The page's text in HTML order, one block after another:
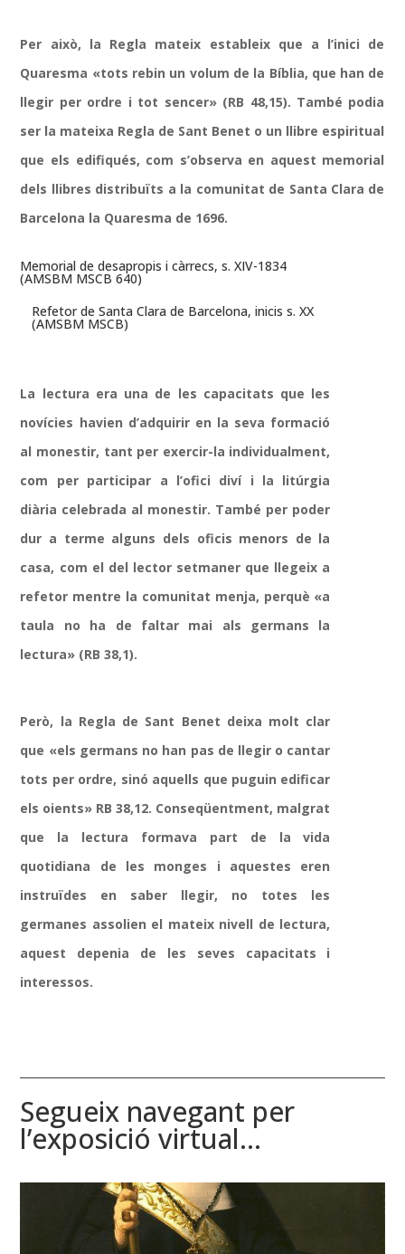
Per això, la Regla mateix estableix que a l’inici de
Quaresma «tots rebin un volum de la Bíblia, que han de
llegir per ordre i tot sencer» (RB 48,15). També podia
ser la mateixa Regla de Sant Benet o un llibre espiritual
que els edifiqués, com s’observa en aquest memorial
dels llibres distribuïts a la comunitat de Santa Clara de
Barcelona la Quaresma de 1696.
Memorial de desapropis i càrrecs, s. XIV-1834
(AMSBM MSCB 640)
Refetor de Santa Clara de Barcelona, inicis s. XX
(AMSBM MSCB)
La lectura era una de les capacitats que les
novícies havien d’adquirir en la seva formació
al monestir, tant per exercir-la individualment,
com per participar a l’ofici diví i la litúrgia
diària celebrada al monestir. També per poder
dur a terme alguns dels oficis menors de la
casa, com el del lector setmaner que llegeix a
refetor mentre la comunitat menja, perquè «a
taula no ha de faltar mai als germans la
lectura» (RB 38,1).
Però, la Regla de Sant Benet deixa molt clar
que «els germans no han pas de llegir o cantar
tots per ordre, sinó aquells que puguin edificar
els oients» RB 38,12. Conseqüentment, malgrat
que la lectura formava part de la vida
quotidiana de les monges i aquestes eren
instruïdes en saber llegir, no totes les
germanes assolien el mateix nivell de lectura,
aquest depenia de les seves capacitats i
interessos.
Segueix navegant per
l’exposició virtual…